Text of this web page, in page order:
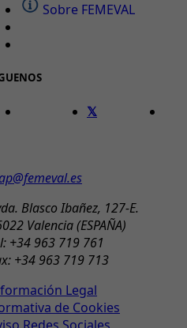
Sobre FEMEVAL
Blasco Ibañez, 127-E.
Valencia (ESPAÑA)
+34 963 719 761
+34 963 719 713
Legal
de Cookies